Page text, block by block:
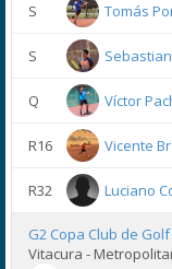
S Tomás
S
Q Víctor
R16 Vicente
R32 Luciano
G2 Copa Club de
Vitacura -